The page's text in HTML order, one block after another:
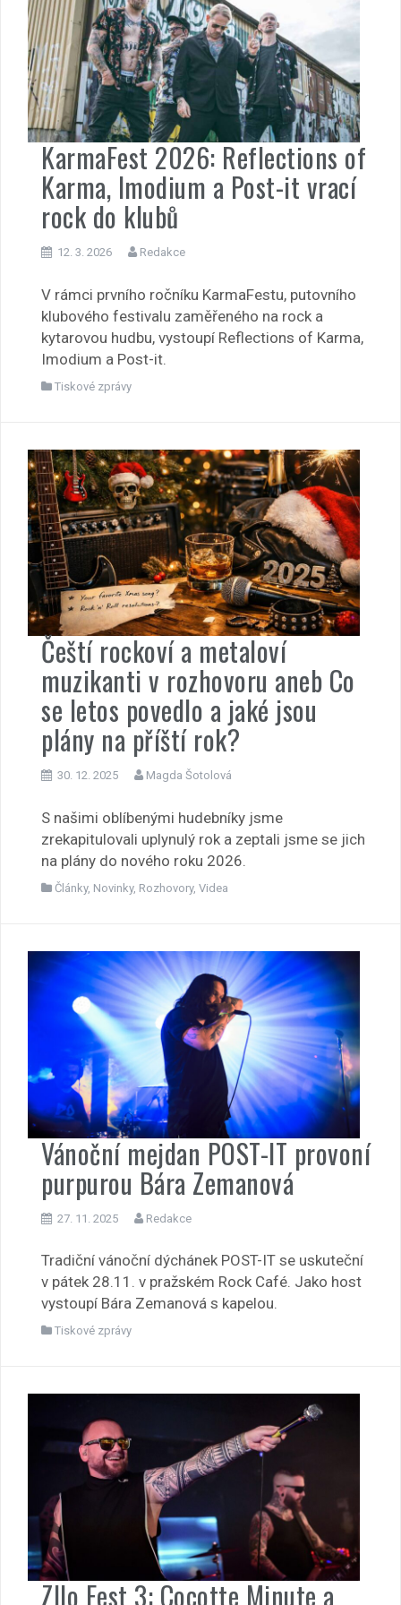
KarmaFest 2026: Reflections of
Karma, Imodium a Post-it vrací
rock do klubů
12. 3. 2026 Redakce
V rámci prvního ročníku KarmaFestu, putovního
klubového festivalu zaměřeného na rock a
kytarovou hudbu, vystoupí Reflections of Karma,
Imodium a Post-it.
Tiskové zprávy
Čeští rockoví a metaloví
muzikanti v rozhovoru aneb Co
se letos povedlo a jaké jsou
plány na příští rok?
30. 12. 2025 Magda Šotolová
S našimi oblíbenými hudebníky jsme
zrekapitulovali uplynulý rok a zeptali jsme se jich
na plány do nového roku 2026.
Články, Novinky, Rozhovory, Videa
Vánoční mejdan POST-IT provoní
purpurou Bára Zemanová
27. 11. 2025 Redakce
Tradiční vánoční dýchánek POST-IT se uskuteční
v pátek 28.11. v pražském Rock Café. Jako host
vystoupí Bára Zemanová s kapelou.
Tiskové zprávy
Zllo Fest 3: Cocotte Minute a